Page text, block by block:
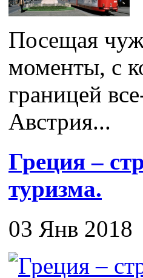
Посещая
моменты, с
границей
Австрия...
Греция –
туризма.
03 Янв 2018